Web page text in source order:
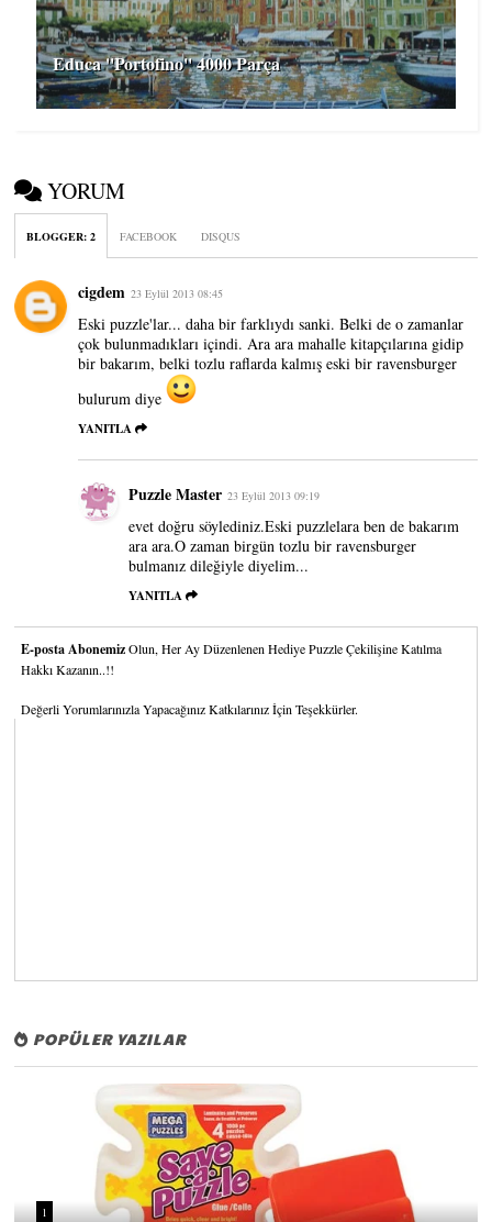
Educa ''Portofino'' 4000 Parça
YORUM
BLOGGER:2 FACEBOOK DISQUS
cigdem 23 Eylül 2013 08:45
Eski puzzle'lar... daha bir farklıydı sanki. Belki de o zamanlar
çok bulunmadıkları içindi. Ara ara mahalle kitapçılarına gidip
bir bakarım, belki tozlu raflarda kalmış eski bir ravensburger
bulurum diye
YANITLA
Puzzle Master 23 Eylül 2013 09:19
evet doğru söylediniz.Eski puzzlelara ben de bakarım
ara ara.O zaman birgün tozlu bir ravensburger
bulmanız dileğiyle diyelim...
YANITLA
E-posta AbonemizOlun, Her Ay Düzenlenen Hediye Puzzle Çekilişine Katılma
Hakkı Kazanın..!!
Değerli Yorumlarınızla Yapacağınız Katkılarınız İçin Teşekkürler.
POPÜLER YAZILAR
1